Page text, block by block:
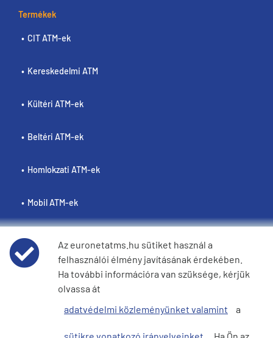
Termékek
CIT ATM-ek
Kereskedelmi ATM
Kültéri ATM-ek
Beltéri ATM-ek
Homlokzati ATM-ek
Mobil ATM-ek
Policies
Weboldal felhasználási feltételei
Az euronetatms.hu sütiket használ a
felhasználói élmény javításának érdekében.
Ha további információra van szüksége, kérjük
olvassa át
adatvédelmi közleményünket valamint
a